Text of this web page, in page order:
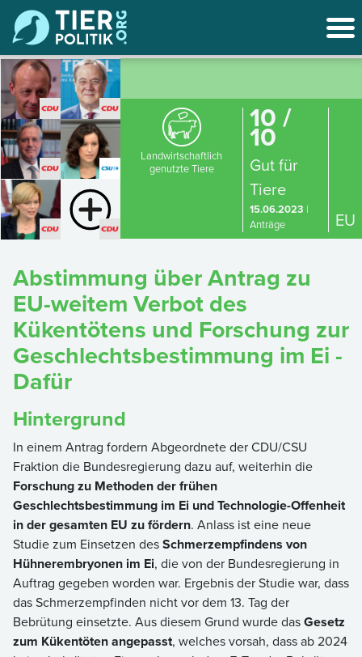
Landwirtschaftlich
genutzte Tiere
10 /
10
Gut für
Tiere
15.06.2023 |
Anträge
EU
Abstimmung über Antrag zu
EU-weitem Verbot des
Kükentötens und Forschung zur
Geschlechtsbestimmung im Ei -
Dafür
Hintergrund
In einem Antrag fordern Abgeordnete der CDU/CSU
Fraktion die Bundesregierung dazu auf, weiterhin die
Forschung zu Methoden der frühen
Geschlechtsbestimmung im Ei und Technologie-Offenheit
in der gesamten EU zu fördern. Anlass ist eine neue
Studie zum Einsetzen desSchmerzempfindens von
Hühnerembryonen im Ei, die von der Bundesregierung in
Auftrag gegeben worden war. Ergebnis der Studie war, dass
das Schmerzempfinden nicht vor dem 13. Tag der
Bebrütung einsetzte. Aus diesem Grund wurde dasGesetz
zum Kükentöten angepasst, welches vorsah, dass ab 2024